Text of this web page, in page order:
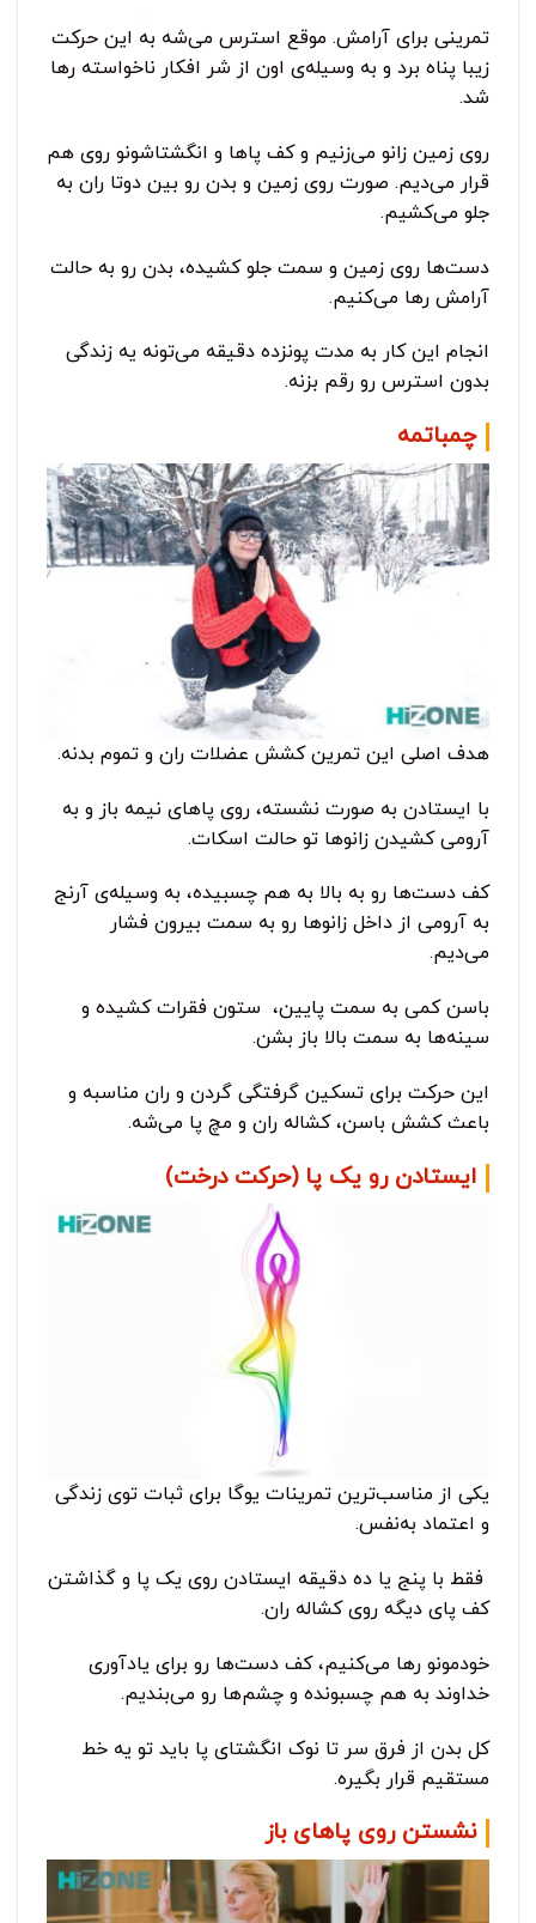
تمرینی برای آرامش. موقع استرس می‌شه به این حرکت
زیبا پناه برد و به وسیله‌ی اون از شر افکار ناخواسته رها
شد.
روی زمین زانو می‌زنیم و کف پاها و انگشتاشونو روی هم
قرار می‌دیم. صورت روی زمین و بدن رو بین دوتا ران به
جلو می‌کشیم.
دست‌ها روی زمین و سمت جلو کشیده، بدن رو به حالت
آرامش رها می‌کنیم.
انجام این کار به مدت پونزده دقیقه می‌تونه یه زندگی
بدون استرس رو رقم بزنه.
چمباتمه
هدف اصلی این تمرین کشش عضلات ران و تموم بدنه.
با ایستادن به صورت نشسته، روی پاهای نیمه باز و به
آرومی کشیدن زانوها تو حالت اسکات.
کف دست‌ها رو به بالا به هم چسبیده، به وسیله‌ی آرنج
به آرومی از داخل زانوها رو به سمت بیرون فشار
می‌دیم.
باسن کمی به سمت پایین، ستون فقرات کشیده و
سینه‌ها به سمت بالا باز بشن.
این حرکت برای تسکین گرفتگی گردن و ران مناسبه و
باعث کشش باسن، کشاله ران و مچ پا می‌شه.
ایستادن رو یک پا (حرکت درخت)
یکی از مناسب‌ترین تمرینات یوگا برای ثبات توی زندگی
و اعتماد به‌نفس.
فقط با پنج یا ده دقیقه ایستادن روی یک پا و گذاشتن
کف پای دیگه روی کشاله‌ ران.
خودمونو رها می‌کنیم، کف دست‌ها رو برای یادآوری
خداوند به هم چسبونده و چشم‌ها رو می‌بندیم.
کل بدن از فرق سر تا نوک انگشتای پا باید تو یه خط
مستقیم قرار بگیره.
نشستن روی پاهای باز